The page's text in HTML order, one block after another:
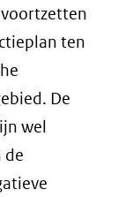
ten
De
wel
de